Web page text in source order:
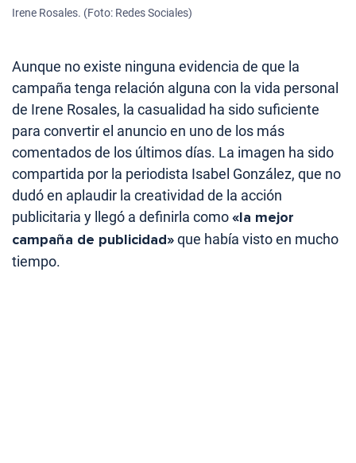
Irene Rosales. (Foto: Redes Sociales)
Aunque no existe ninguna evidencia de que la
campaña tenga relación alguna con la vida personal
de Irene Rosales, la casualidad ha sido suficiente
para convertir el anuncio en uno de los más
comentados de los últimos días. La imagen ha sido
compartida por la periodista Isabel González, que no
dudó en aplaudir la creatividad de la acción
publicitaria y llegó a definirla como«la mejor
campaña de publicidad»que había visto en mucho
tiempo.